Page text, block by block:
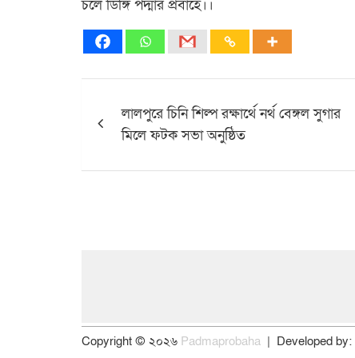
চলে ডিঙ্গি পদ্মার প্রবাহে।।
navigation
লালপুরে চিনি শিল্প রক্ষার্থে নর্থ বেঙ্গল সুগার
মিলে ফটক সভা অনুষ্ঠিত
Copyright © ২০২৬ Padmaprobaha Developed by: